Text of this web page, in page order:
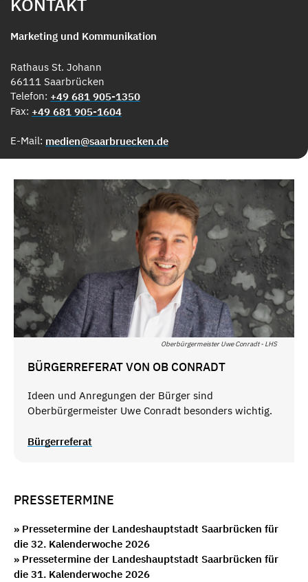
Marketing und Kommunikation
Rathaus St. Johann
66111 Saarbrücken
Telefon: +49 681 905-1350
Fax: +49 681 905-1604
E-Mail: medien@saarbruecken.de
Oberbürgermeister Uwe Conradt - LHS
BÜRGERREFERAT VON OB CONRADT
Ideen und Anregungen der Bürger sind
Oberbürgermeister Uwe Conradt besonders wichtig.
Bürgerreferat
PRESSETERMINE
» Pressetermine der Landeshauptstadt Saarbrücken für
die 32. Kalenderwoche 2026
» Pressetermine der Landeshauptstadt Saarbrücken für
die 31. Kalenderwoche 2026